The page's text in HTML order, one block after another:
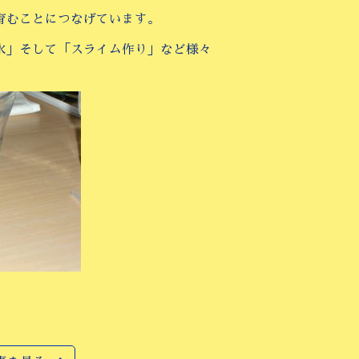
ことにつなげています。
そして「スライム作り」など様々